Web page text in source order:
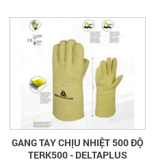
GANG TAY CHỊU NHIỆT 500 ĐỘ
TERK500 - DELTAPLUS